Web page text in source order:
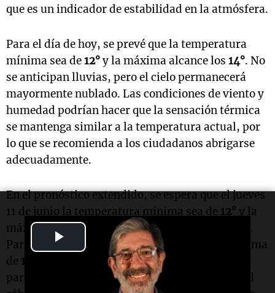
Video
que es un indicador de estabilidad en la atmósfera.
Para el día de hoy, se prevé que la temperatura
mínima sea de12°y la máxima alcance los 14°. No
se anticipan lluvias, pero el cielo permanecerá
mayormente nublado. Las condiciones de viento y
humedad podrían hacer que la sensación térmica
se mantenga similar a la temperatura actual, por
lo que se recomienda a los ciudadanos abrigarse
adecuadamente.
En el pronóstico extendido, se espera que el jueves
11 de junio la temperatura mínima sea de 12° y la
máxima de
15°, con cielo parcialmente nublado.
Para el viernes 12 de junio, se anticipa una mínima
de 11° y una máxima de15°, también con cielo
parcialmente nublado. Sin embargo, a partir del